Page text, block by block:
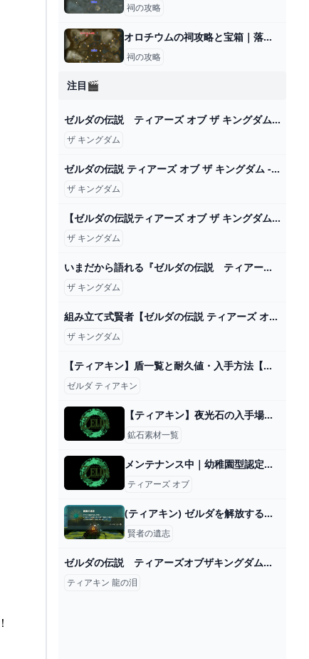
祠の攻略
オロチウムの祠攻略と宝箱｜落ちる勇気
祠の攻略
注目🎬
ゼルダの伝説 ティアーズ オブ ザ キングダム / The Legend of Zelda: Tears of the Kingdom Official Trailer #3 BGM - YouTube
ザ キングダム
ゼルダの伝説 ティアーズ オブ ザ キングダム - Wikipedia
ザ キングダム
【ゼルダの伝説ティアーズ オブ ザ キングダム】#9 世界はどうなっている？旅を楽しもう！ティアキン完全初見プレイ【 #新人VTuber /夜野あと】 - YouTube
ザ キングダム
いまだから語れる『ゼルダの伝説 ティアーズ オブ ザ キングダム』開発者インタビュー。“遊び優先”を貫いて完成させた驚異の続編【ティアキン】 ゲーム・エンタメ最新情報のファミ通.com
ザ キングダム
組み立て式賢者【ゼルダの伝説 ティアーズ オブ ザ キングダム】＃７７ - YouTube
ザ キングダム
【ティアキン】盾一覧と耐久値・入手方法【ゼルダの伝説ティアーズオブザキングダム】 - ゲームウィズ
ゼルダ ティアキン
【ティアキン】夜光石の入手場所と集め方【ゼルダの伝説ティアーズオブザキングダム】
鉱石素材一覧
メンテナンス中｜幼稚園型認定こども園大福幼稚園
ティアーズ オブ
(ティアキン) ゼルダを解放する旅#141 賢者の遺志探し 【ゼルダの伝説ティーアズオブザキングダム 】 - ニコニコ動画
賢者の遺志
ゼルダの伝説 ティアーズオブザキングダム【攻略】メインチャレンジ 「龍の泪」そしてマスターソードを入手 - YouTube
ティアキン 龍の泪